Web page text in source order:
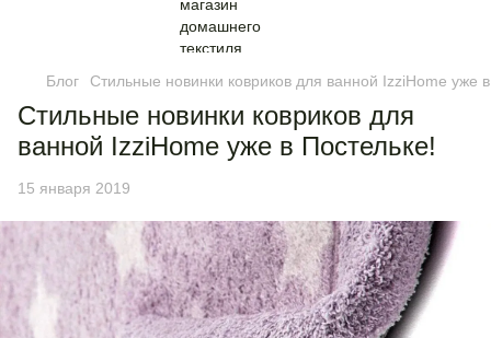
Блог Стильные новинки ковриков для ванной IzziHome уже
Стильные новинки ковриков для
ванной IzziHome уже в Постельке!
15 января 2019